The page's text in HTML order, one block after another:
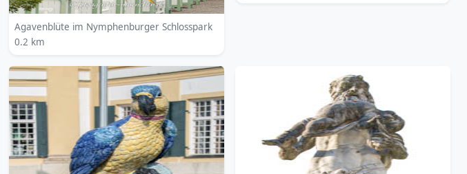
Agavenblüte im Nymphenburger Schlosspark
0.2 km